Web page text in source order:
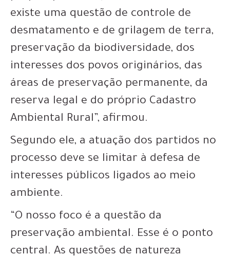
existe uma questão de controle de
desmatamento e de grilagem de terra,
preservação da biodiversidade, dos
interesses dos povos originários, das
áreas de preservação permanente, da
reserva legal e do próprio Cadastro
Ambiental Rural”, afirmou.
Segundo ele, a atuação dos partidos no
processo deve se limitar à defesa de
interesses públicos ligados ao meio
ambiente.
“O nosso foco é a questão da
preservação ambiental. Esse é o ponto
central. As questões de natureza